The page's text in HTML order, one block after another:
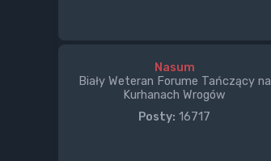
Nasum
Biały Weteran Forume Tańczący na
Kurhanach Wrogów
Posty: 16717